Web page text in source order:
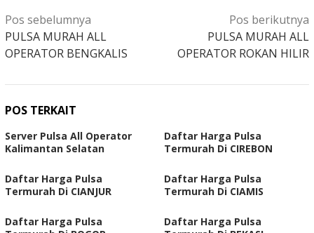
Navigasi
pos
Pos sebelumnya
PULSA MURAH ALL
OPERATOR BENGKALIS
Pos berikutnya
PULSA MURAH ALL
OPERATOR ROKAN HILIR
POS TERKAIT
Server Pulsa All Operator
Kalimantan Selatan
Daftar Harga Pulsa
Termurah Di CIREBON
Daftar Harga Pulsa
Termurah Di CIANJUR
Daftar Harga Pulsa
Termurah Di CIAMIS
Daftar Harga Pulsa
Daftar Harga Pulsa